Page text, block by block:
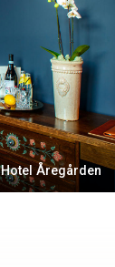
Hotel Åregården